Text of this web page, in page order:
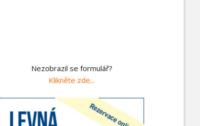
Nezobrazil se formulář?
Klikněte zde...